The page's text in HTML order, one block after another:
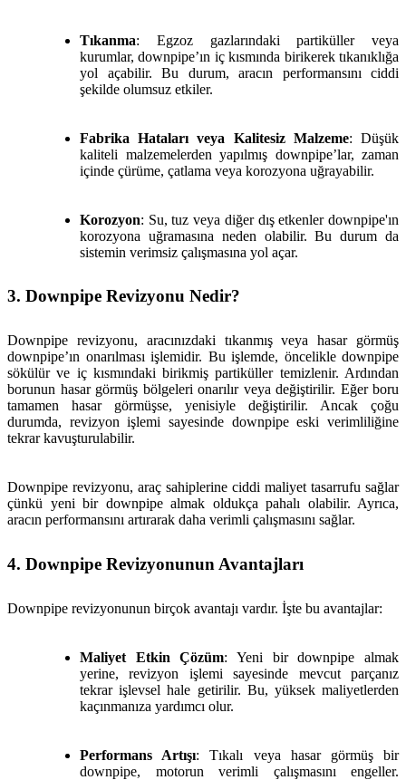
Tıkanma: Egzoz gazlarındaki partiküller veya
kurumlar, downpipe’ın iç kısmında birikerek tıkanıklığa
yol açabilir. Bu durum, aracın performansını ciddi
şekilde olumsuz etkiler.
Fabrika Hataları veya Kalitesiz Malzeme: Düşük
kaliteli malzemelerden yapılmış downpipe’lar, zaman
içinde çürüme, çatlama veya korozyona uğrayabilir.
Korozyon: Su, tuz veya diğer dış etkenler downpipe'ın
korozyona uğramasına neden olabilir. Bu durum da
sistemin verimsiz çalışmasına yol açar.
3. Downpipe Revizyonu Nedir?
Downpipe revizyonu, aracınızdaki tıkanmış veya hasar görmüş
downpipe’ın onarılması işlemidir. Bu işlemde, öncelikle downpipe
sökülür ve iç kısmındaki birikmiş partiküller temizlenir. Ardından
borunun hasar görmüş bölgeleri onarılır veya değiştirilir. Eğer boru
tamamen hasar görmüşse, yenisiyle değiştirilir. Ancak çoğu
durumda, revizyon işlemi sayesinde downpipe eski verimliliğine
tekrar kavuşturulabilir.
Downpipe revizyonu, araç sahiplerine ciddi maliyet tasarrufu sağlar
çünkü yeni bir downpipe almak oldukça pahalı olabilir. Ayrıca,
aracın performansını artırarak daha verimli çalışmasını sağlar.
4. Downpipe Revizyonunun Avantajları
Downpipe revizyonunun birçok avantajı vardır. İşte bu avantajlar:
Maliyet Etkin Çözüm: Yeni bir downpipe almak
yerine, revizyon işlemi sayesinde mevcut parçanız
tekrar işlevsel hale getirilir. Bu, yüksek maliyetlerden
kaçınmanıza yardımcı olur.
Performans Artışı: Tıkalı veya hasar görmüş bir
downpipe, motorun verimli çalışmasını engeller.